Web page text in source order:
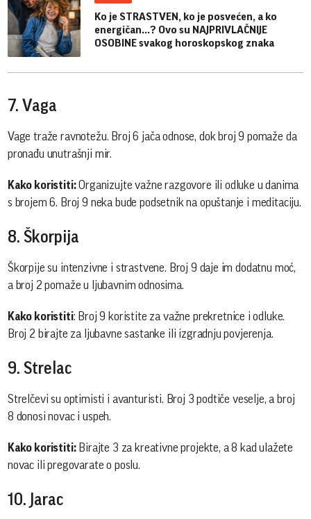
Ko je STRASTVEN, ko je posvećen, a ko
energičan...? Ovo su NAJPRIVLAČNIJE
OSOBINE svakog horoskopskog znaka
7. Vaga
Vage traže ravnotežu. Broj 6 jača odnose, dok broj 9 pomaže da
pronađu unutrašnji mir.
Kako koristiti:Organizujte važne razgovore ili odluke u danima
s brojem 6. Broj 9 neka bude podsetnik na opuštanje i meditaciju.
8. Škorpija
Škorpije su intenzivne i strastvene. Broj 9 daje im dodatnu moć,
a broj 2 pomaže u ljubavnim odnosima.
Kako koristiti: Broj 9 koristite za važne prekretnice i odluke.
Broj 2 birajte za ljubavne sastanke ili izgradnju povjerenja.
9. Strelac
Strelčevi su optimisti i avanturisti. Broj 3 podtiče veselje, a broj
8 donosi novac i uspeh.
Kako koristiti:Birajte 3 za kreativne projekte, a 8 kad ulažete
novac ili pregovarate o poslu.
10. Jarac